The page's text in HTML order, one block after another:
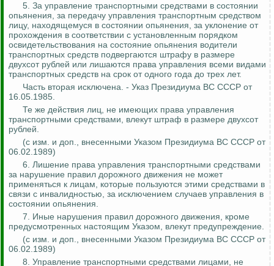
5. За управление транспортными средствами в состоянии
опьянения, за передачу управления транспортным средством
лицу, находящемуся в состоянии опьянения, за уклонение от
прохождения в соответствии с установленным порядком
освидетельствования на состояние опьянения водители
транспортных средств подвергаются штрафу в размере
двухсот рублей или лишаются права управления всеми видами
транспортных средств на срок от одного года до трех лет.
Часть вторая исключена. - Указ Президиума ВС СССР от
16.05.1985.
Те же действия лиц, не имеющих права управления
транспортными средствами, влекут штраф в размере двухсот
рублей.
(с изм. и доп., внесенными Указом Президиума ВС СССР от
06.02.1989)
6. Лишение права управления транспортными средствами
за нарушение правил дорожного движения не может
применяться к лицам, которые пользуются этими средствами в
связи с инвалидностью, за исключением случаев управления в
состоянии опьянения.
7. Иные нарушения правил дорожного движения, кроме
предусмотренных настоящим Указом, влекут предупреждение.
(с изм. и доп., внесенными Указом Президиума ВС СССР от
06.02.1989)
8. Управление транспортными средствами лицами, не